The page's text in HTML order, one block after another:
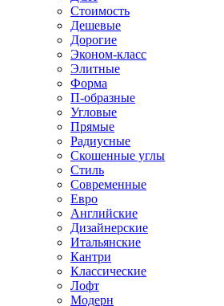
Стоимость
Дешевые
Дорогие
Эконом-класс
Элитные
Форма
П-образные
Угловые
Прямые
Радиусные
Скошенные углы
Стиль
Современные
Евро
Английские
Дизайнерские
Итальянские
Кантри
Классические
Лофт
Модерн